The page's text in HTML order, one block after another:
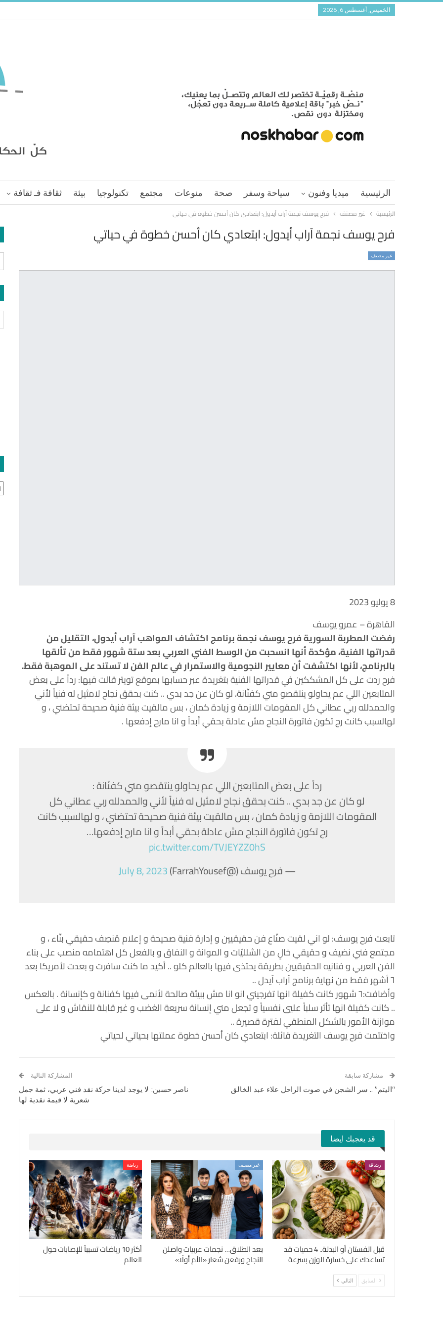
الخميس, أغسطس 6, 2026
الرئيسية ميديا وفنون سياحة وسفر صحة منوعات مجتمع تكنولوجيا بيئة ثقافة فـ ثقافة
الرئيسية
غير مصنف فرح يوسف نجمة آراب أيدول: ابتعادي كان أحسن خطوة في حياتي
فرح يوسف نجمة آراب أيدول: ابتعادي كان أحسن خطوة في حياتي
غير مصنف
8 يوليو 2023
القاهرة – عمرو يوسف
رفضت المطربة السورية فرح يوسف نجمة برنامج اكتشاف المواهب آراب أيدول، التقليل من
قدراتها الفنية، مؤكدة أنها انسحبت من الوسط الفني العربي بعد ستة شهور فقط من تألقها
بالبرنامج، لأنها اكتشفت أن معايير النجومية والاستمرار في عالم الفن لا تستند على الموهبة فقط.
فرح ردت على كل المشككين في قدراتها الفنية بتغريدة عبر حسابها بموقع تويتر قالت فيها: رداً على بعض
المتابعين اللي عم يحاولو ينتقصو مني كفنّانة، لو كان عن جد بدي .. كنت بحقق نجاح لامثيل له فنياً لأني
والحمدلله ربي عطاني كل المقومات اللازمة و زيادة كمان ، بس مالقيت بيئة فنية صحيحة تحتضني ، و
لهالسبب كانت رح تكون فاتورة النجاح مش عادلة بحقي أبداً و انا مارح إدفعها .
رداً على بعض المتابعين اللي عم يحاولو ينتقصو مني كفنّانة :
لو كان عن جد بدي .. كنت بحقق نجاح لامثيل له فنياً لأني والحمدلله ربي عطاني كل
المقومات اللازمة و زيادة كمان ، بس مالقيت بيئة فنية صحيحة تحتضني ، و لهالسبب كانت
رح تكون فاتورة النجاح مش عادلة بحقي أبداً و انا مارح إدفعها…
pic.twitter.com/TVJEYZZ0hS
— فرح يوسف (@FarrahYousef)
July 8, 2023
تابعت فرح يوسف: لو اني لقيت صنّاع فن حقيقيين و إدارة فنية صحيحة و إعلام مُنصِف حقيقي بنّاء ، و
مجتمع فني نضيف و حقيقي خالٍ من الشلليّات و الموانة و النفاق و بالفعل كل اهتمامه منصب على بناء
الفن العربي و فنانيه الحقيقيين بطريقة يحتذى فيها بالعالم كلو .. أكيد ما كنت سافرت و بعدت لأمريكا بعد
٦ أشهر فقط من نهاية برنامج آراب آيدل ..
وأضافت:٦ شهور كانت كفيلة انها تفرجيني انو انا مش ببيئة صالحة لأنمى فيها كفنانة و كإنسانة . بالعكس
.. كانت كفيلة انها تأثر سلباً عليي نفسياً و تجعل مني إنسانة سريعة الغضب و غير قابلة للنقاش و لا على
موازنة الأمور بالشكل المنطقي لفترة قصيرة ..
واختتمت فرح يوسف التغريدة قائلة: ابتعادي كان أحسن خطوة عملتها بحياتي لحياتي
مشاركة سابقة
“اليتم” .. سر الشجن في صوت الراحل علاء عبد الخالق
المشاركة التالية
ناصر حسين: لا يوجد لدينا حركة نقد فني عربي، ثمة جمل
شعرية لا قيمة نقدية لها
قد يعجبك ايضا
رشاقة
قبل الفستان أو البدلة.. 4 حميات قد
تساعدك على خسارة الوزن بسرعة
غير مصنف
بعد الطلاق… نجمات عربيات واصلن
النجاح ورفعن شعار «الأم أولًا»
رياضة
أكثر 10 رياضات تسبباً للإصابات حول
العالم
السابق التالي